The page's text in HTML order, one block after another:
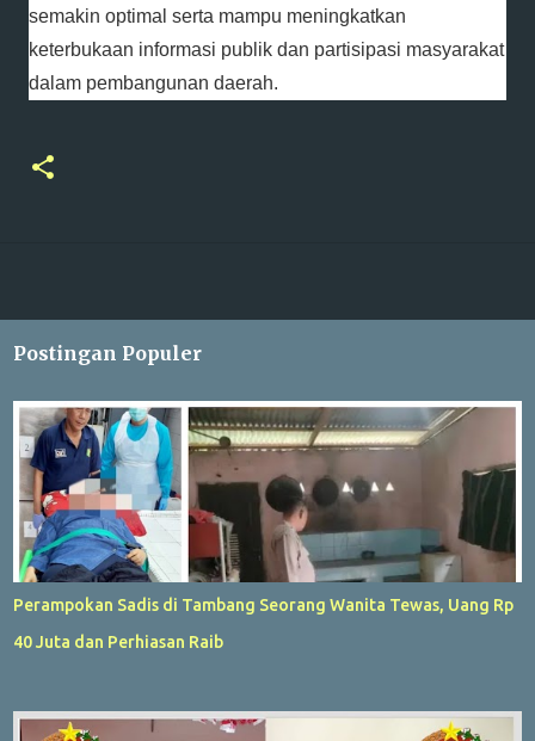
semakin optimal serta mampu meningkatkan
keterbukaan informasi publik dan partisipasi masyarakat
dalam pembangunan daerah.
Postingan Populer
Perampokan Sadis di Tambang Seorang Wanita Tewas, Uang Rp
40 Juta dan Perhiasan Raib